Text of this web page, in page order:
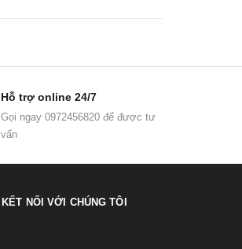
Hỗ trợ online 24/7
Gọi ngay 0972456820 để được tư
vấn
KẾT NỐI VỚI CHÚNG TÔI